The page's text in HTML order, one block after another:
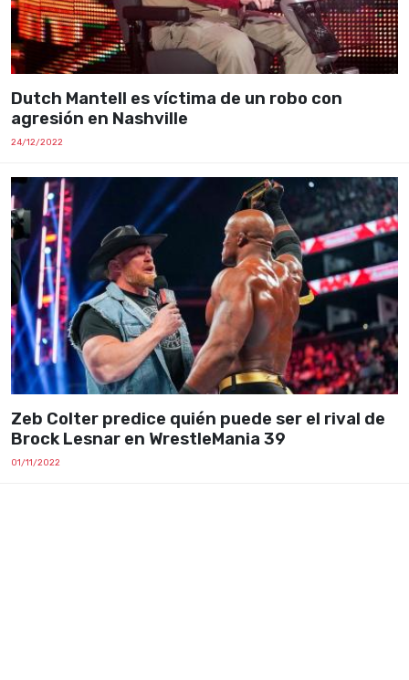
Dutch Mantell es víctima de un robo con
agresión en Nashville
24/12/2022
Zeb Colter predice quién puede ser el rival de
Brock Lesnar en WrestleMania 39
01/11/2022